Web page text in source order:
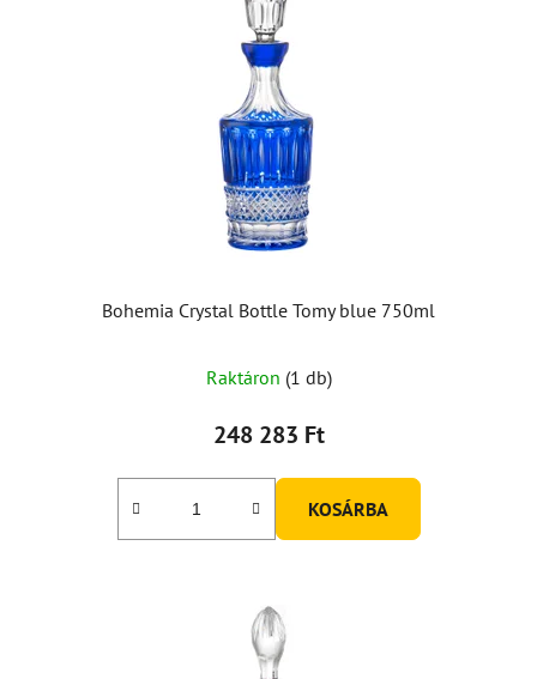
Bohemia Crystal Bottle Tomy blue 750ml
Raktáron (1 db)
248 283 Ft
KOSÁRBA